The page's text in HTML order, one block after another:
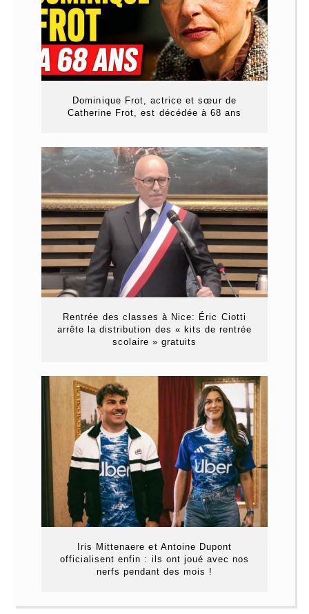
Dominique Frot, actrice et sœur de
Catherine Frot, est décédée à 68 ans
Rentrée des classes à Nice: Éric Ciotti
arrête la distribution des « kits de rentrée
scolaire » gratuits
Iris Mittenaere et Antoine Dupont
officialisent enfin : ils ont joué avec nos
nerfs pendant des mois !